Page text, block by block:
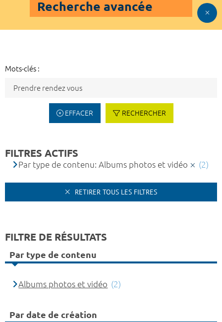
Recherche avancée
Mots-clés :
EFFACER RECHERCHER
FILTRES ACTIFS
Par type de contenu: Albums photos et vidéo (2)
RETIRER TOUS LES FILTRES
FILTRE DE RÉSULTATS
Par type de contenu
Albums photos et vidéo (2)
Par date de création